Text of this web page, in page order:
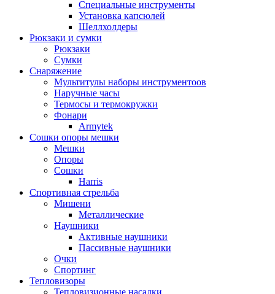
Специальные инструменты
Установка капсюлей
Шеллхолдеры
Рюкзаки и сумки
Рюкзаки
Сумки
Снаряжение
Мультитулы наборы инструментоов
Наручные часы
Термосы и термокружки
Фонари
Armytek
Сошки опоры мешки
Мешки
Опоры
Сошки
Harris
Спортивная стрельба
Мишени
Металлические
Наушники
Активные наушники
Пассивные наушники
Очки
Спортинг
Тепловизоры
Тепловизионные насадки